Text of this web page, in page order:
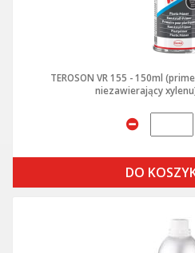
TEROSON VR 155 - 150ml
niezawierający
DO